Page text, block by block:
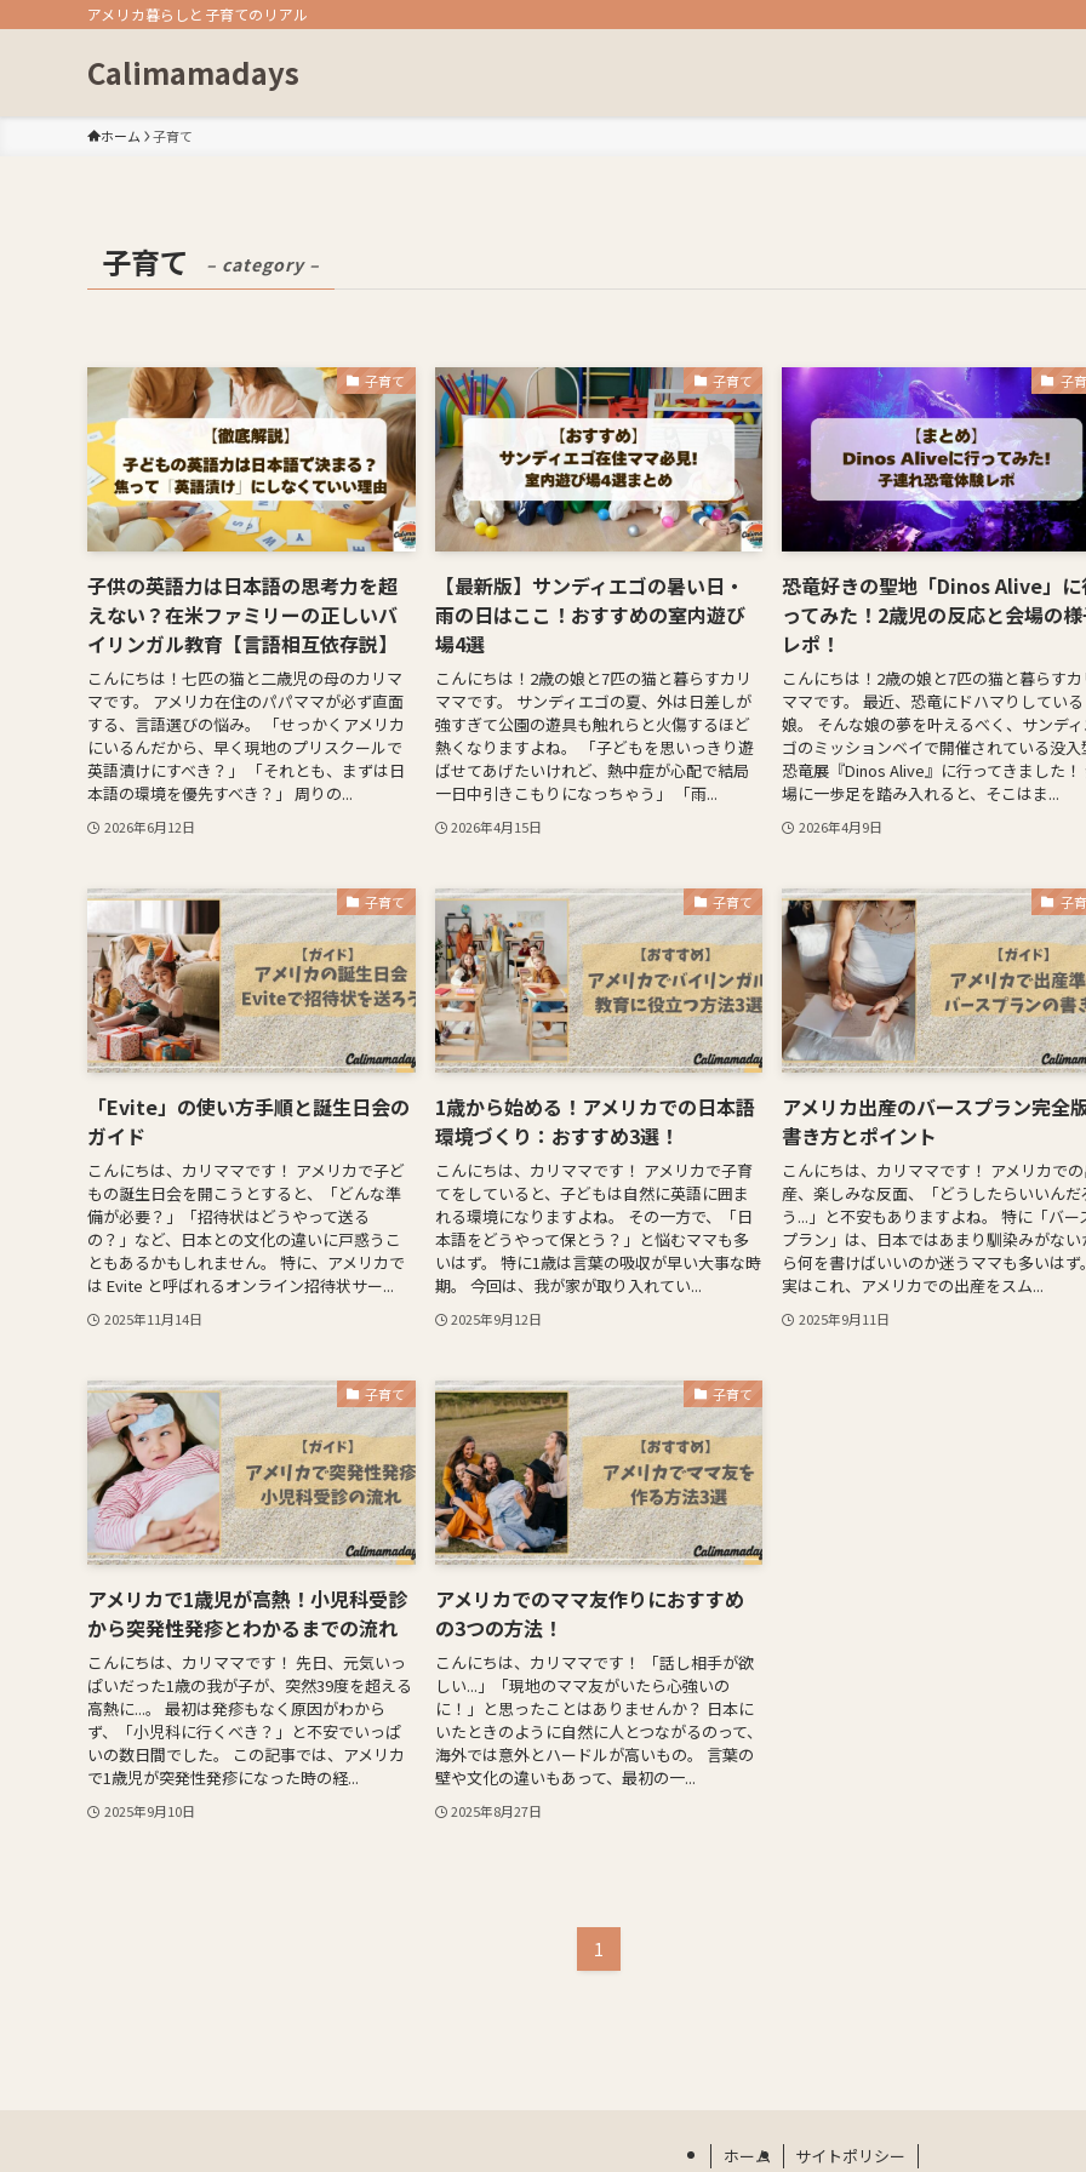
アメリカ暮らしと子育てのリアル
Calimamadays
ホーム 子育て
子育て – category –
子育て
子供の英語力は日本語の思考力を超
えない？在米ファミリーの正しいバ
イリンガル教育【言語相互依存説】
こんにちは！七匹の猫と二歳児の母のカリマ
マです。 アメリカ在住のパパママが必ず直面
する、言語選びの悩み。 「せっかくアメリカ
にいるんだから、早く現地のプリスクールで
英語漬けにすべき？」 「それとも、まずは日
本語の環境を優先すべき？」 周りの...
2026年6月12日
子育て
【最新版】サンディエゴの暑い日・
雨の日はここ！おすすめの室内遊び
場4選
こんにちは！2歳の娘と7匹の猫と暮らすカリ
ママです。 サンディエゴの夏、外は日差しが
強すぎて公園の遊具も触れらと火傷するほど
熱くなりますよね。 「子どもを思いっきり遊
ばせてあげたいけれど、熱中症が心配で結局
一日中引きこもりになっちゃう」 「雨...
2026年4月15日
子
恐竜好きの聖地「Dinos Alive」に
ってみた！2歳児の反応と会場の
レポ！
こんにちは！2歳の娘と7匹の猫と暮らすカ
ママです。 最近、恐竜にドハマりしている
娘。 そんな娘の夢を叶えるべく、サンデ
ゴのミッションベイで開催されている没入
恐竜展『Dinos Alive』に行ってきました！
場に一歩足を踏み入れると、そこはま...
2026年4月9日
子育て
「Evite」の使い方手順と誕生日会の
ガイド
こんにちは、カリママです！ アメリカで子ど
もの誕生日会を開こうとすると、「どんな準
備が必要？」「招待状はどうやって送る
の？」など、日本との文化の違いに戸惑うこ
ともあるかもしれません。 特に、アメリカで
は Evite と呼ばれるオンライン招待状サー...
2025年11月14日
子育て
1歳から始める！アメリカでの日本語
環境づくり：おすすめ3選！
こんにちは、カリママです！ アメリカで子育
てをしていると、子どもは自然に英語に囲ま
れる環境になりますよね。 その一方で、「日
本語をどうやって保とう？」と悩むママも多
いはず。 特に1歳は言葉の吸収が早い大事な時
期。 今回は、我が家が取り入れてい...
2025年9月12日
子
アメリカ出産のバースプラン完全
書き方とポイント
こんにちは、カリママです！ アメリカで
産、楽しみな反面、「どうしたらいいんだ
う...」と不安もありますよね。 特に「バー
プラン」は、日本ではあまり馴染みがない
ら何を書けばいいのか迷うママも多いはず。
実はこれ、アメリカでの出産をスム...
2025年9月11日
子育て
アメリカで1歳児が高熱！小児科受診
から突発性発疹とわかるまでの流れ
こんにちは、カリママです！ 先日、元気いっ
ぱいだった1歳の我が子が、突然39度を超える
高熱に...。 最初は発疹もなく原因がわから
ず、「小児科に行くべき？」と不安でいっぱ
いの数日間でした。 この記事では、アメリカ
で1歳児が突発性発疹になった時の経...
2025年9月10日
子育て
アメリカでのママ友作りにおすすめ
の3つの方法！
こんにちは、カリママです！ 「話し相手が欲
しい...」「現地のママ友がいたら心強いの
に！」と思ったことはありませんか？ 日本に
いたときのように自然に人とつながるのって、
海外では意外とハードルが高いもの。 言葉の
壁や文化の違いもあって、最初の一...
2025年8月27日
1
ホーム サイトポリシー